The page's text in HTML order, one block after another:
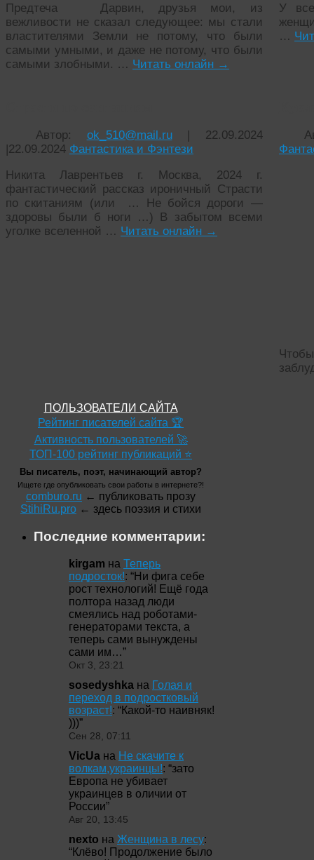
Предтеча Дарвин, друзья мои, из
вежливости не сказал следующее: мы стали
властителями Земли не потому, что были
самыми умными, и даже не потому, что были
самыми злобными. … Читать онлайн →
У
…
Автор: ok_510@mail.ru |
22.09.2024
|22.09.2024 Фантастика и Фэнтези
Никита Лаврентьев г. Москва, 2024 г.
фантастический рассказ ироничный Страсти
по скитаниям (или … Не бойся дороги —
здоровы были б ноги …) В забытом всеми
уголке вселенной … Читать онлайн →
ПОЛЬЗОВАТЕЛИ САЙТА
Рейтинг писателей сайта 🏆
Активность пользователей 🚀
ТОП-100 рейтинг публикаций ⭐
Вы писатель, поэт, начинающий автор?
Ищете где опубликовать свои работы в интернете?!
comburo.ru ← публиковать прозу
StihiRu.pro ← здесь поэзия и стихи
Последние комментарии:
kirgam на Теперь
подросток!: “Ни фига себе
рост технологий! Ещё года
полтора назад люди
смеялись над роботами-
генераторами текста, а
теперь сами вынуждены
сами им…”
Окт 3, 23:21
sosedyshka на Голая и
переход в подростковый
возраст!: “Какой-то наивняк!
)))”
Сен 28, 07:11
VicUa на Не скачите к
волкам,украинцы!: “зато
Европа не убивает
украинцев в оличии от
России”
Авг 20, 13:45
nexto на Женщина в лесу:
“Клёво! Продолжение было